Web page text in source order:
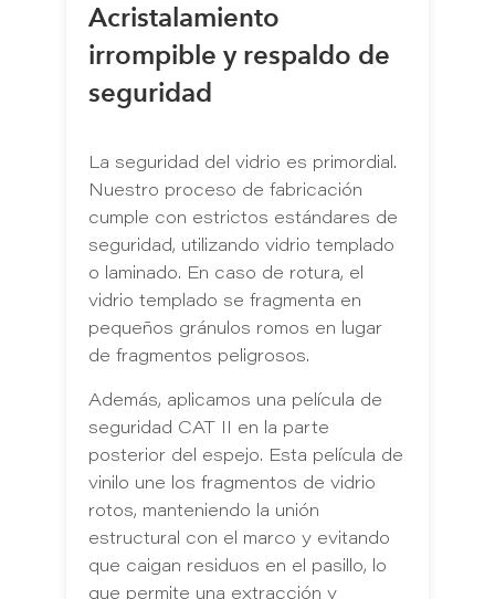
Acristalamiento
irrompible y respaldo de
seguridad
La seguridad del vidrio es primordial.
Nuestro proceso de fabricación
cumple con estrictos estándares de
seguridad, utilizando vidrio templado
o laminado. En caso de rotura, el
vidrio templado se fragmenta en
pequeños gránulos romos en lugar
de fragmentos peligrosos.
Además, aplicamos una película de
seguridad CAT II en la parte
posterior del espejo. Esta película de
vinilo une los fragmentos de vidrio
rotos, manteniendo la unión
estructural con el marco y evitando
que caigan residuos en el pasillo, lo
que permite una extracción y